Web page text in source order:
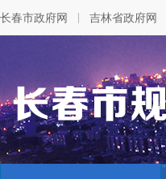
长春市政府网 吉林省政府网